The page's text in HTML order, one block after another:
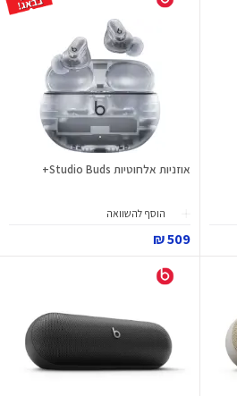
אוזניות אלחוטיות Studio Buds+
הוסף להשוואה
509 ₪